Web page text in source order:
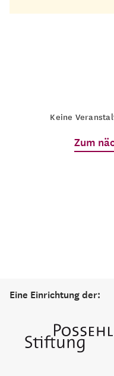
Keine
Zum
Eine Einrichtung der: